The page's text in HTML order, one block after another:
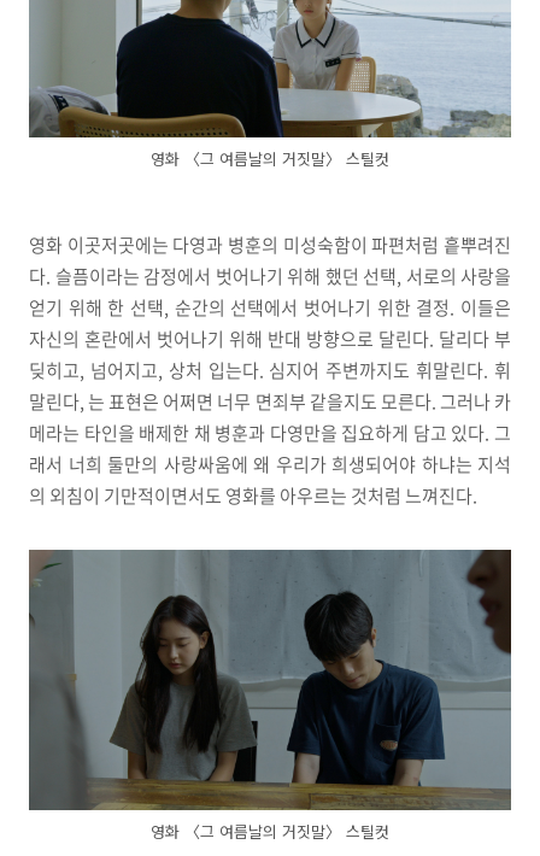
영화 〈그 여름날의 거짓말〉 스틸컷
영화 이곳저곳에는 다영과 병훈의 미성숙함이 파편처럼 흩뿌려진
다. 슬픔이라는 감정에서 벗어나기 위해 했던 선택, 서로의 사랑을
얻기 위해 한 선택, 순간의 선택에서 벗어나기 위한 결정. 이들은
자신의 혼란에서 벗어나기 위해 반대 방향으로 달린다. 달리다 부
딪히고, 넘어지고, 상처 입는다. 심지어 주변까지도 휘말린다. 휘
말린다, 는 표현은 어쩌면 너무 면죄부 같을지도 모른다. 그러나 카
메라는 타인을 배제한 채 병훈과 다영만을 집요하게 담고 있다. 그
래서 너희 둘만의 사랑싸움에 왜 우리가 희생되어야 하냐는 지석
의 외침이 기만적이면서도 영화를 아우르는 것처럼 느껴진다.
영화 〈그 여름날의 거짓말〉 스틸컷